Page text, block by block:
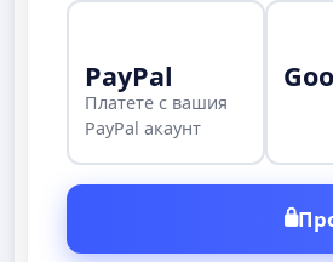
PayPal
Платете с вашия
PayPal акаунт